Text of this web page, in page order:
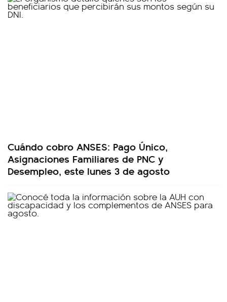
Cuándo cobro ANSES: Pago Único,
Asignaciones Familiares de PNC y
Desempleo, este lunes 3 de agosto